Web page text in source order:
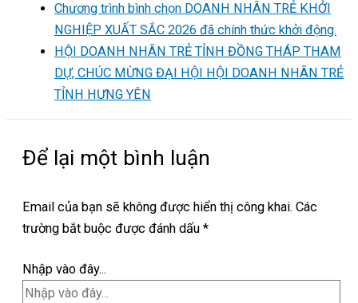
Chương trình bình chọn DOANH NHÂN TRẺ KHỞI
NGHIỆP XUẤT SẮC 2026 đã chính thức khởi động.
HỘI DOANH NHÂN TRẺ TỈNH ĐỒNG THÁP THAM
DỰ, CHÚC MỪNG ĐẠI HỘI HỘI DOANH NHÂN TRẺ
TỈNH HƯNG YÊN
Để lại một bình luận
Email của bạn sẽ không được hiển thị công khai. Các
trường bắt buộc được đánh dấu *
Nhập vào đây...